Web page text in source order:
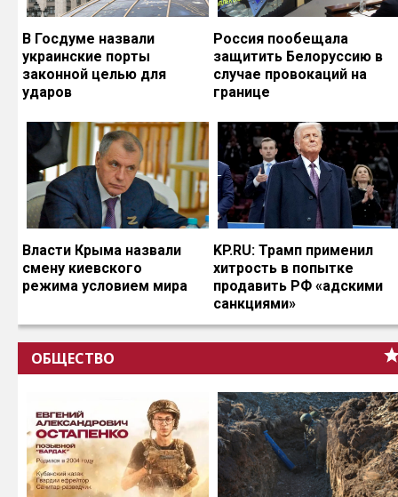
В Госдуме назвали
украинские порты
законной целью для
ударов
Россия пообещала
защитить Белоруссию в
случае провокаций на
границе
Власти Крыма назвали
смену киевского
режима условием мира
KP.RU: Трамп применил
хитрость в попытке
продавить РФ «адскими
санкциями»
ОБЩЕСТВО